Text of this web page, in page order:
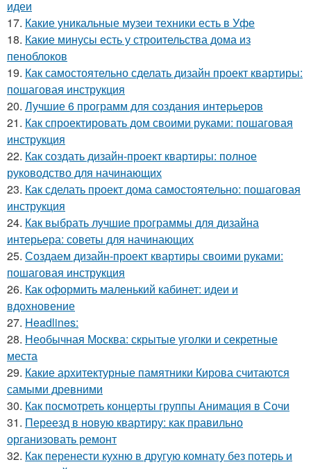
идеи
17. Какие уникальные музеи техники есть в Уфе
18. Какие минусы есть у строительства дома из
пеноблоков
19. Как самостоятельно сделать дизайн проект квартиры:
пошаговая инструкция
20. Лучшие 6 программ для создания интерьеров
21. Как спроектировать дом своими руками: пошаговая
инструкция
22. Как создать дизайн-проект квартиры: полное
руководство для начинающих
23. Как сделать проект дома самостоятельно: пошаговая
инструкция
24. Как выбрать лучшие программы для дизайна
интерьера: советы для начинающих
25. Создаем дизайн-проект квартиры своими руками:
пошаговая инструкция
26. Как оформить маленький кабинет: идеи и
вдохновение
27. Headlines:
28. Необычная Москва: скрытые уголки и секретные
места
29. Какие архитектурные памятники Кирова считаются
самыми древними
30. Как посмотреть концерты группы Анимация в Сочи
31. Переезд в новую квартиру: как правильно
организовать ремонт
32. Как перенести кухню в другую комнату без потерь и